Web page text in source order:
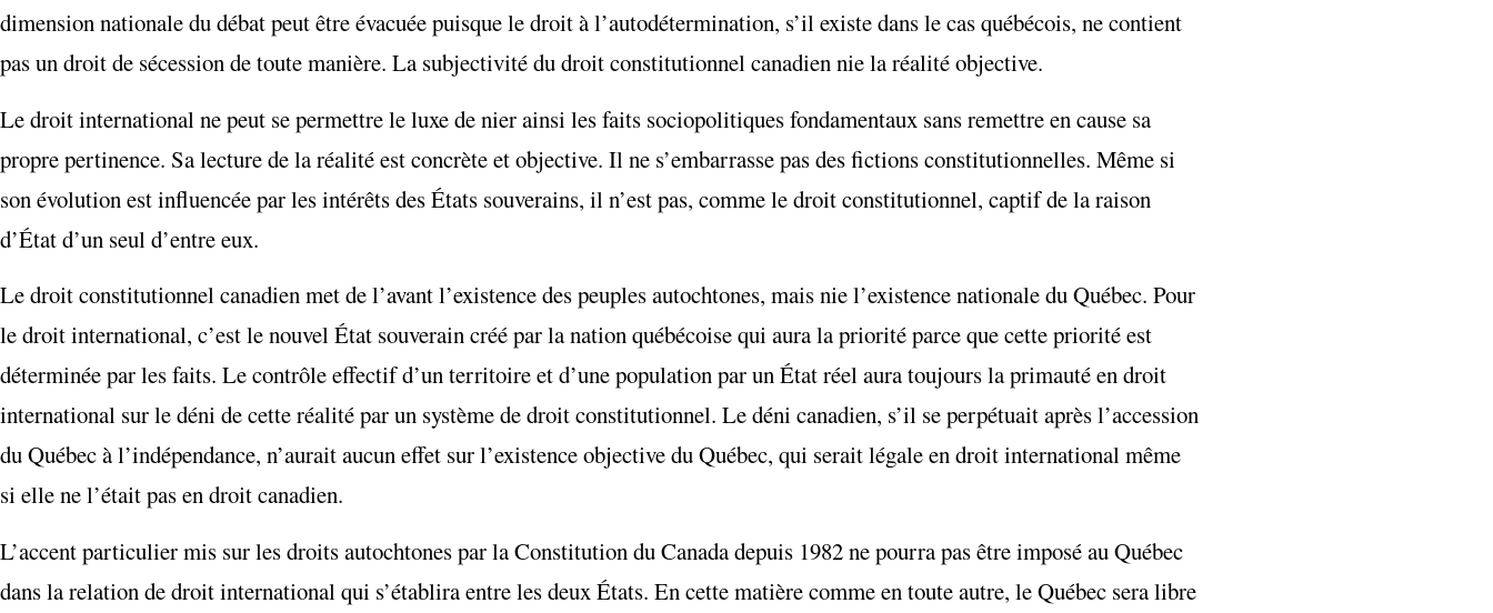
dimension nationale du débat peut être évacuée puisque le droit à l’autodétermination, s’il existe dans le cas québécois, ne contient
pas un droit de sécession de toute manière. La subjectivité du droit constitutionnel canadien nie la réalité objective.
Le droit international ne peut se permettre le luxe de nier ainsi les faits sociopolitiques fondamentaux sans remettre en cause sa
propre pertinence. Sa lecture de la réalité est concrète et objective. Il ne s’embarrasse pas des fictions constitutionnelles. Même si
son évolution est influencée par les intérêts des États souverains, il n’est pas, comme le droit constitutionnel, captif de la raison
d’État d’un seul d’entre eux.
Le droit constitutionnel canadien met de l’avant l’existence des peuples autochtones, mais nie l’existence nationale du Québec. Pour
le droit international, c’est le nouvel État souverain créé par la nation québécoise qui aura la priorité parce que cette priorité est
déterminée par les faits. Le contrôle effectif d’un territoire et d’une population par un État réel aura toujours la primauté en droit
international sur le déni de cette réalité par un système de droit constitutionnel. Le déni canadien, s’il se perpétuait après l’accession
du Québec à l’indépendance, n’aurait aucun effet sur l’existence objective du Québec, qui serait légale en droit international même
si elle ne l’était pas en droit canadien.
L’accent particulier mis sur les droits autochtones par la Constitution du Canada depuis 1982 ne pourra pas être imposé au Québec
dans la relation de droit international qui s’établira entre les deux États. En cette matière comme en toute autre, le Québec sera libre